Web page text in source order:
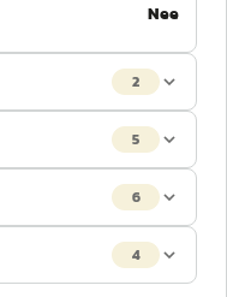
Nee
2
5
6
4